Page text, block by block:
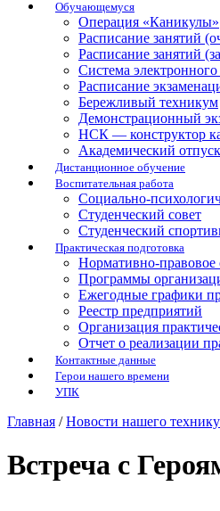
Обучающемуся
Операция «Каникулы»
Расписание занятий
Расписание занятий
Система
Расписание
Бережливый техникум
Демонстрационный
НСК — конструктор
Академический отпуск
Дистанционное обучение
Воспитательная работа
Социально-
Студенческий совет
Студенческий
Практическая подготовка
Нормативно-правовое
Программы
Ежегодные графики
Реестр предприятий
Организация
Отчет о реализации
Контактные данные
Герои нашего времени
УПК
Главная /Новости нашего
Встреча с